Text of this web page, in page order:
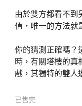
由於雙方都看不到
值，唯一的方法就
你的猜測正確嗎？
時，有關塔樓的真
戲，其獨特的雙人
已售完